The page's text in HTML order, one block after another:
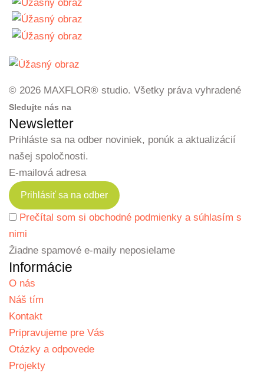
© 2026 MAXFLOR® studio. Všetky práva vyhradené
Sledujte nás na
Newsletter
Prihláste sa na odber noviniek, ponúk a aktualizácií
našej spoločnosti.
E-mailová adresa
Prečítal som si obchodné podmienky a súhlasím s
nimi
Žiadne spamové e-maily neposielame
Informácie
O nás
Náš tím
Kontakt
Pripravujeme pre Vás
Otázky a odpovede
Projekty